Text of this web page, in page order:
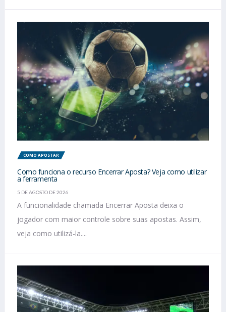
COMO APOSTAR
Como funciona o recurso Encerrar Aposta? Veja como utilizar
a ferramenta
5 DE AGOSTO DE 2026
A funcionalidade chamada Encerrar Aposta deixa o
jogador com maior controle sobre suas apostas. Assim,
veja como utilizá-la....